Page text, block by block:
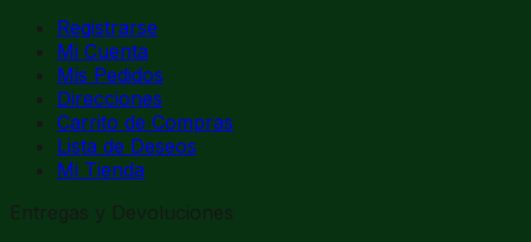
Registrarse
Mi Cuenta
Mis Pedidos
Direcciones
Carrito de Compras
Lista de Deseos
Mi Tienda
Entregas y Devoluciones